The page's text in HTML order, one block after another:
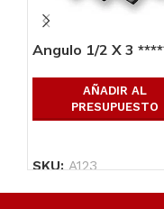
Angulo 1/2 X 3
AÑADIR AL
PRESUPUESTO
SKU:A123